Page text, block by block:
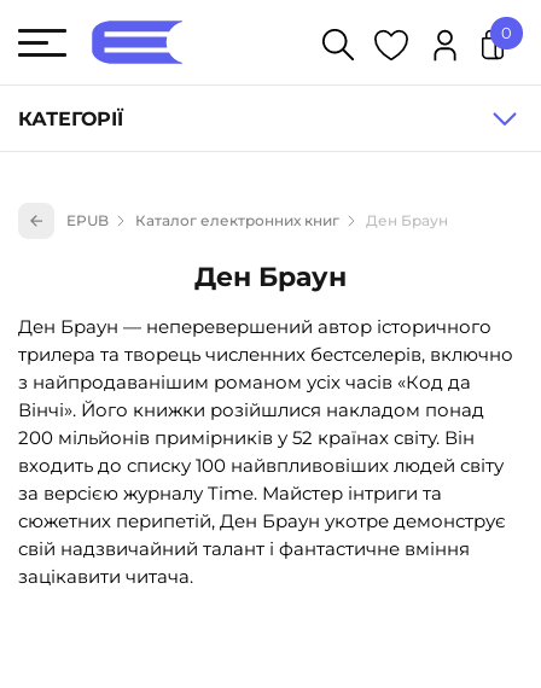
КАТЕГОРІЇ
Книги для дітей (836)
Книги для підлітків (240)
Науково-популярна література (1015)
Навчальна література та посібники (527)
Енциклопедії, довідники, словники (55)
Подарункові сертифікати (1)
0
EPUB Каталог електронних книг Ден Браун
Ден Браун
Ден Браун — неперевершений автор історичного
трилера та творець численних бестселерів, включно
з найпродаванішим романом усіх часів «Код да
Вінчі». Його книжки розійшлися накладом понад
200 мільйонів примірників у 52 країнах світу. Він
входить до списку 100 найвпливовіших людей світу
за версією журналу Time. Майстер інтриги та
сюжетних перипетій, Ден Браун укотре демонструє
свій надзвичайний талант і фантастичне вміння
зацікавити читача.